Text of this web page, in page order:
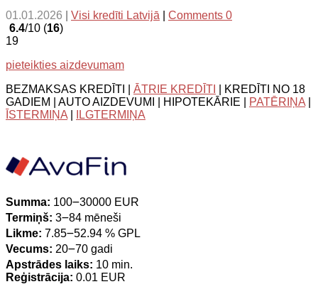
01.01.2026 Visi kredīti Latvijā
Comments 0
6.4/10 (16)
19
pieteikties aizdevumam
BEZMAKSAS KREDĪTI | ĀTRIE KREDĪTI
| KREDĪTI NO 18
GADIEM | AUTO AIZDEVUMI | HIPOTEKĀRIE |
PATĒRIŅA
ĪSTERMIŅA
ILGTERMIŅA
Summa: 100౼30000 EUR
Termiņš: 3౼84 mēneši
Likme: 7.85౼52.94 % GPL
Vecums: 20౼70 gadi
Apstrādes laiks: 10 min.
Reģistrācija: 0.01 EUR